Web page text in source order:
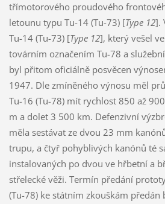
třímotorového proudového
letounu typu Tu-14 (Tu-73) [Type 12].
Tu-14 (Tu-73) [Type 12], který vešel
továrním označením Tu-78 a
byl přitom oficiálně posvěcen
1947. Dle zmíněného výnosu měl
Tu-16 (Tu-78) mít rychlost 850 až
m a dolet 3 500 km. Defenzivní
měla sestávat ze dvou 23 mm
trupu, a čtyř pohyblivých kanónů té
instalovaných po dvou ve hřbetní a
střelecké věži. Termín předání
(Tu-78) ke státním zkouškám předán